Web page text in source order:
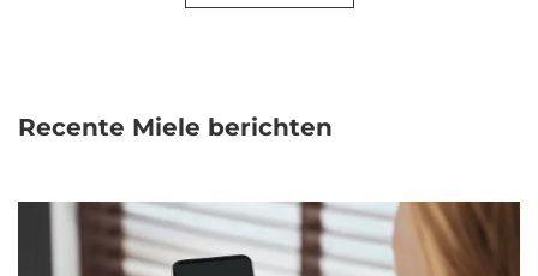
Recente Miele berichten